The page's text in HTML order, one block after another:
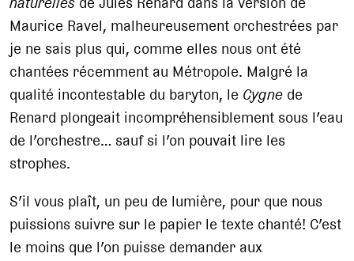
Maurice Ravel, malheureusement orchestrées par
je ne sais plus qui, comme elles nous ont été
chantées récemment au Métropole. Malgré la
qualité incontestable du baryton, le Cygne de
Renard plongeait incompréhensiblement sous l’eau
de l’orchestre… sauf si l’on pouvait lire les
strophes.
S’il vous plaît, un peu de lumière, pour que nous
puissions suivre sur le papier le texte chanté! C’est
le moins que l’on puisse demander aux